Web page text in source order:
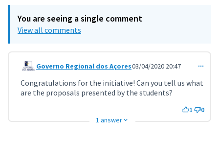
You are seeing a single comment
View all comments
Comment 959
Governo Regional dos Açores03/04/2020 20:47
Congratulations for the initiative! Can you tell us what
are the proposals presented by the students?
1
0
1 answer